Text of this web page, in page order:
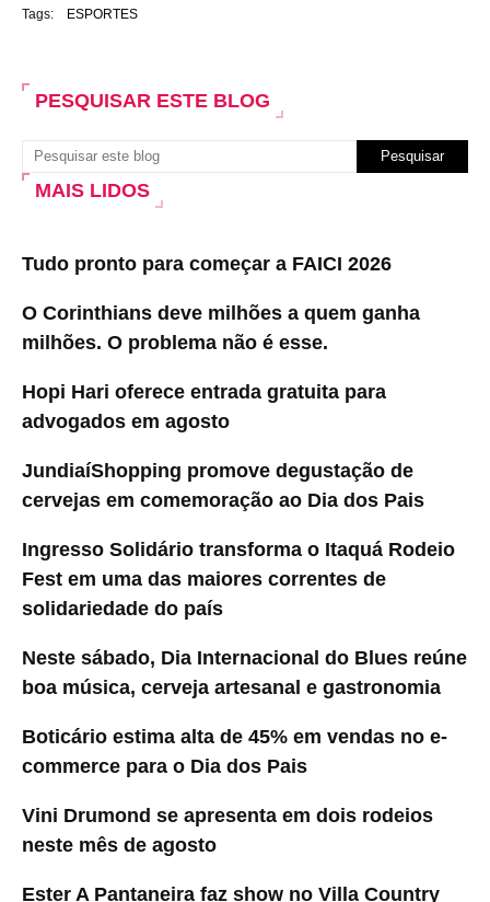
Tags: ESPORTES
PESQUISAR ESTE BLOG
MAIS LIDOS
Tudo pronto para começar a FAICI 2026
O Corinthians deve milhões a quem ganha
milhões. O problema não é esse.
Hopi Hari oferece entrada gratuita para
advogados em agosto
JundiaíShopping promove degustação de
cervejas em comemoração ao Dia dos Pais
Ingresso Solidário transforma o Itaquá Rodeio
Fest em uma das maiores correntes de
solidariedade do país
Neste sábado, Dia Internacional do Blues reúne
boa música, cerveja artesanal e gastronomia
Boticário estima alta de 45% em vendas no e-
commerce para o Dia dos Pais
Vini Drumond se apresenta em dois rodeios
neste mês de agosto
Ester A Pantaneira faz show no Villa Country